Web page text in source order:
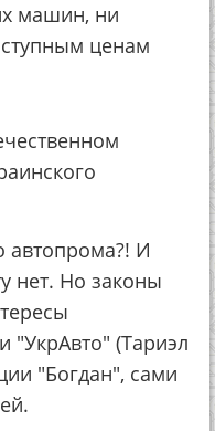
машин, ни
ценам
автопрома?! И
нет. Но законы
"УкрАвто" (Тариэл
"Богдан", сами